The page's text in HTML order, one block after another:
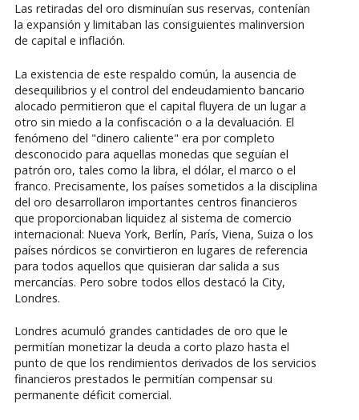
Las retiradas del oro disminuían sus reservas, contenían
la expansión y limitaban las consiguientes malinversion
de capital e inflación.
La existencia de este respaldo común, la ausencia de
desequilibrios y el control del endeudamiento bancario
alocado permitieron que el capital fluyera de un lugar a
otro sin miedo a la confiscación o a la devaluación. El
fenómeno del "dinero caliente" era por completo
desconocido para aquellas monedas que seguían el
patrón oro, tales como la libra, el dólar, el marco o el
franco. Precisamente, los países sometidos a la disciplina
del oro desarrollaron importantes centros financieros
que proporcionaban liquidez al sistema de comercio
internacional: Nueva York, Berlín, París, Viena, Suiza o los
países nórdicos se convirtieron en lugares de referencia
para todos aquellos que quisieran dar salida a sus
mercancías. Pero sobre todos ellos destacó la City,
Londres.
Londres acumuló grandes cantidades de oro que le
permitían monetizar la deuda a corto plazo hasta el
punto de que los rendimientos derivados de los servicios
financieros prestados le permitían compensar su
permanente déficit comercial.